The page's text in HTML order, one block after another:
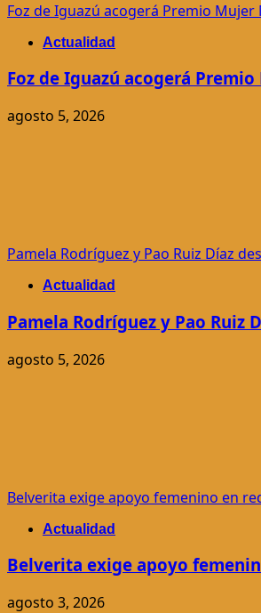
Foz de Iguazú acogerá Premio Mujer
Actualidad
Foz de Iguazú acogerá
agosto 5, 2026
Pamela Rodríguez y Pao Ruiz Díaz
Actualidad
Pamela Rodríguez y Pao Ruiz
agosto 5, 2026
Belverita exige apoyo femenino en
Actualidad
Belverita exige apoyo
agosto 3, 2026